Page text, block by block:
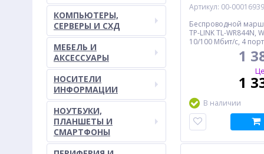
КОМПЬЮТЕРЫ,
СЕРВЕРЫ И СХД
МЕБЕЛЬ И
АКСЕССУАРЫ
НОСИТЕЛИ
ИНФОРМАЦИИ
НОУТБУКИ,
ПЛАНШЕТЫ И
СМАРТФОНЫ
Артикул: 00-00016939
Беспроводной
TP-LINK TL-WR844N,
10/100 Мбит/с, 4
Мбит/с, 300 Мбит/с
1
1
В наличии